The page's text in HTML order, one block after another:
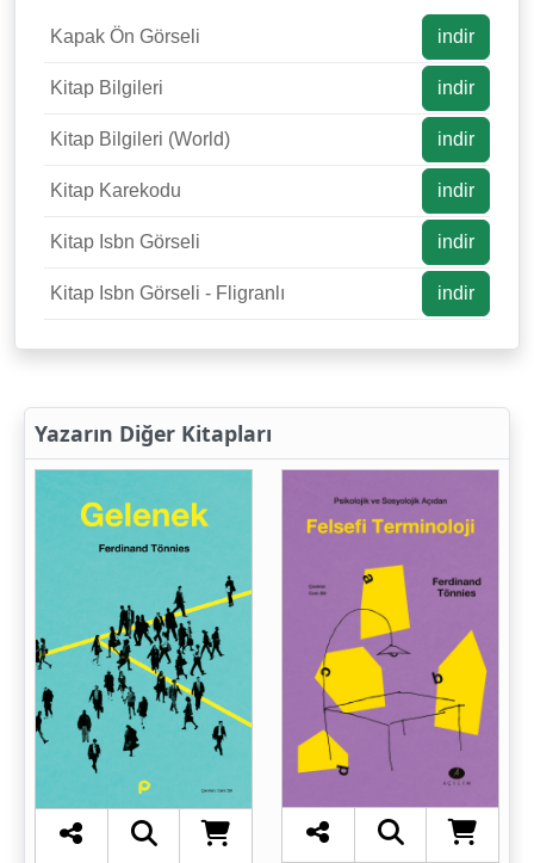
Kapak Ön Görseli indir
Kitap Bilgileri indir
Kitap Bilgileri (World) indir
Kitap Karekodu indir
Kitap Isbn Görseli indir
Kitap Isbn Görseli - Fligranlı indir
Yazarın Diğer Kitapları